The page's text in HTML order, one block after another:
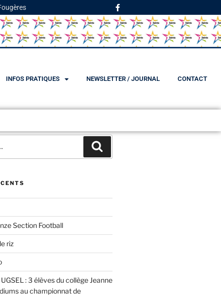
INFOS PRATIQUES NEWSLETTER / JOURNAL CONTACT
Section Football
riz
: 3 élèves du collège Jeanne
au championnat de